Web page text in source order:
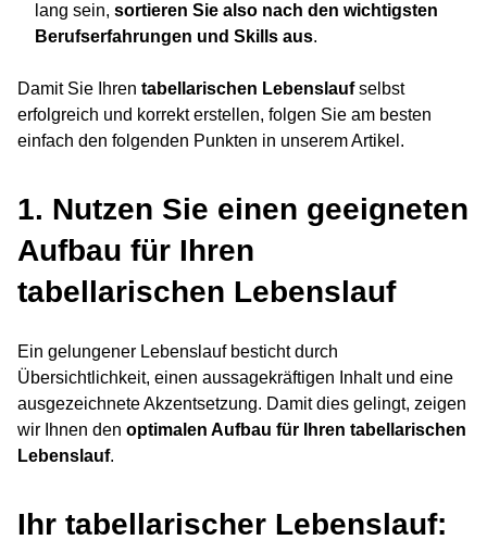
lang sein, sortieren Sie also nach den wichtigsten
Berufserfahrungen und Skills aus.
Damit Sie Ihren tabellarischen Lebenslaufselbst
erfolgreich und korrekt erstellen, folgen Sie am besten
einfach den folgenden Punkten in unserem Artikel.
1. Nutzen Sie einen geeigneten
Aufbau für Ihren
tabellarischen Lebenslauf
Ein gelungener Lebenslauf besticht durch
Übersichtlichkeit, einen aussagekräftigen Inhalt und eine
ausgezeichnete Akzentsetzung. Damit dies gelingt, zeigen
wir Ihnen den optimalen Aufbau für Ihren tabellarischen
Lebenslauf.
Ihr tabellarischer Lebenslauf: